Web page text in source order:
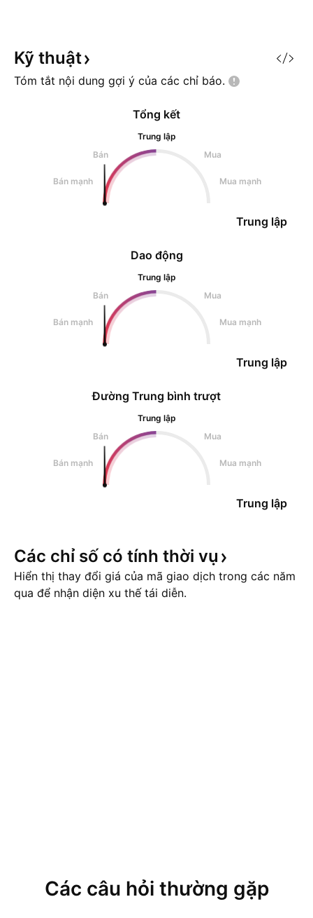
Kỹ thuật
Tóm tắt nội dung gợi ý của các chỉ báo.
Dao động
Trung lập
Bán
Mua
Bán mạnh Mua mạnh
Trung lập
Tổng kết
Trung lập
Bán
Mua
Bán mạnh Mua mạnh
Trung lập
Đường Trung bình trượt
Trung lập
Bán
Mua
Bán mạnh Mua mạnh
Trung lập
Các chỉ số có tính thời vụ
Hiển thị thay đổi giá của mã giao dịch trong các năm
qua để nhận diện xu thế tái diễn.
Các câu hỏi thường gặp